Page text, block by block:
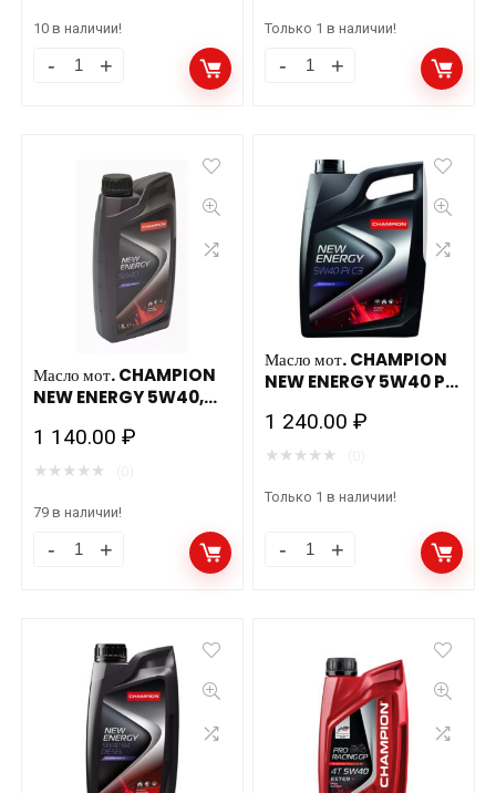
Synpower
1л./4шт
синтетика
Valvoline
872385
подходит
д/
газовых
двигателей
количество
10 в наличии!
Масло
синтетика
12шт.
количество
Только 1 в наличии!
Масло мот. CHAMPION
NEW ENERGY 5W40,
SN/CF (1л) синт.
1 140.00₽
★ ★ ★ ★ ★
Масло
ENERGY
A3/B4-
79 в наличии!
Масло мот. CHAMPION
NEW ENERGY 5W40 PI
SN/CF (1л) синт.
1 240.00₽
★ ★ ★ ★ ★
Масло
ENERGY
Только 1 в наличии!